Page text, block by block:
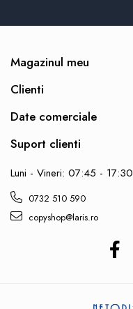
Magazinul meu
Clienti
Date comerciale
Suport clienti
Luni - Vineri: 07:45 - 17:30
0732 510 590
copyshop@laris.ro